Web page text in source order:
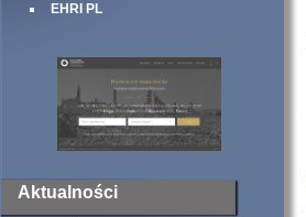
EHRI PL
Aktualności